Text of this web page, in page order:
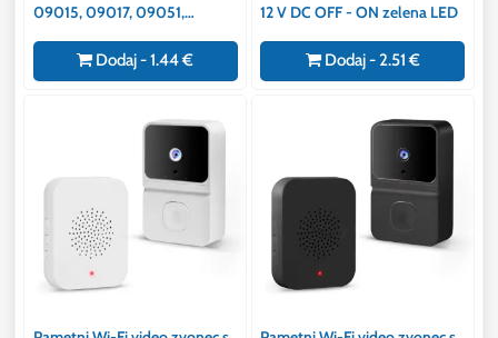
09015, 09017, 09051,
09087, 09088Dodaj - 1.44 €
12 V DC OFF - ON zelena LED
Dodaj - 2.51 €